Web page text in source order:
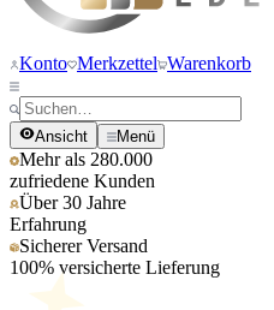
Konto Merkzettel Warenkorb
Ansicht Menü
Mehr als 280.000
zufriedene Kunden
Über 30 Jahre
Erfahrung
Sicherer Versand
100% versicherte Lieferung